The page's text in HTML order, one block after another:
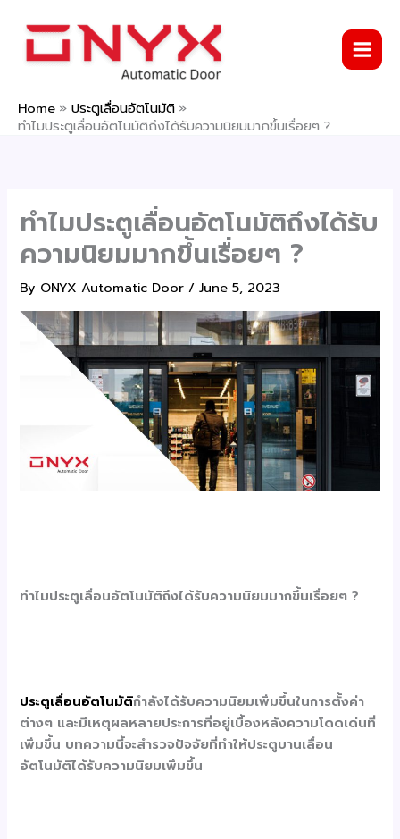
content
Home
ประตูเลื่อนอัตโนมัติ
ทำไมประตูเลื่อนอัตโนมัติถึงได้รับความนิยมมากขึ้นเรื่อยๆ ?
ทำไมประตูเลื่อนอัตโนมัติถึงได้รับ
ความนิยมมากขึ้นเรื่อยๆ ?
By ONYX Automatic Door/June 5, 2023
ทำไมประตูเลื่อนอัตโนมัติถึงได้รับความนิยมมากขึ้นเรื่อยๆ ?
ประตูเลื่อนอัตโนมัติกำลังได้รับความนิยมเพิ่มขึ้นในการตั้งค่า
ต่างๆ และมีเหตุผลหลายประการที่อยู่เบื้องหลังความโดดเด่นที่
เพิ่มขึ้น บทความนี้จะสำรวจปัจจัยที่ทำให้ประตูบานเลื่อน
อัตโนมัติได้รับความนิยมเพิ่มขึ้น